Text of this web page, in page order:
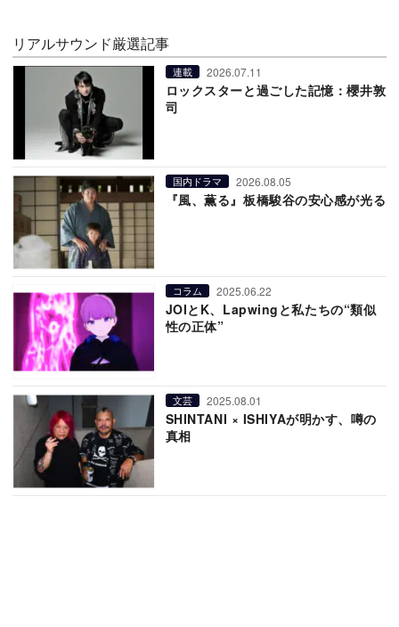
リアルサウンド厳選記事
連載 2026.07.11
ロックスターと過ごした記憶：櫻井敦
司
国内ドラマ 2026.08.05
『風、薫る』板橋駿谷の安心感が光る
コラム 2025.06.22
JOIとK、Lapwingと私たちの“類似
性の正体”
文芸 2025.08.01
SHINTANI × ISHIYAが明かす、噂の
真相